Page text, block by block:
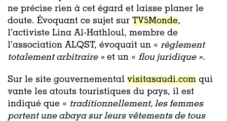
ne précise rien à cet égard et laisse planer le
doute. Évoquant ce sujet sur TV5Monde,
l’activiste Lina Al-Hathloul, membre de
l’association ALQST, évoquait un « règlement
totalement arbitraire » et un « flou juridique ».
Sur le site gouvernemental visitasaudi.com qui
vante les atouts touristiques du pays, il est
indiqué que « traditionnellement, les femmes
portent une abaya sur leurs vêtements de tous